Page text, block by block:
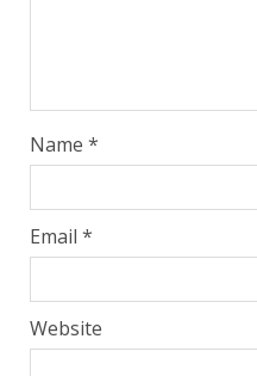
Name *
Email *
Website